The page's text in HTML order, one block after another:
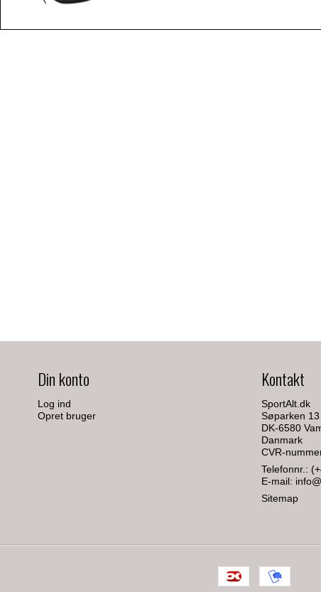
Din konto
Log ind
Opret bruger
Kontakt
SportAlt.dk
Søparken 13
DK-6580
Danmark
CVR-
Telefonnr.:
E-mail:
Sitemap